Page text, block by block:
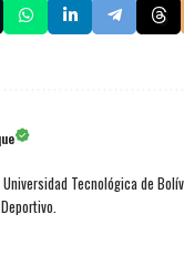
Tecnológica de